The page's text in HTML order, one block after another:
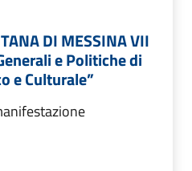
DI MESSINA VII
e Politiche di
e Culturale”